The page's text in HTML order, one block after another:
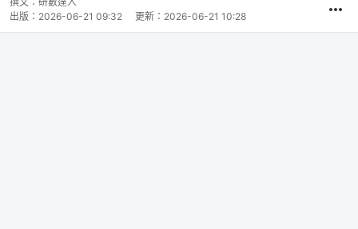
出版： 2026-06-21 09:32 更新： 2026-06-21 10:28